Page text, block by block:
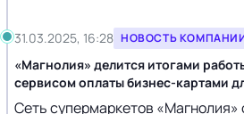
31.03.2025, 16:28 НОВОСТЬ
«Магнолия» делится итогами
сервисом оплаты бизнес-картами
Сеть супермаркетов «Магнолия»